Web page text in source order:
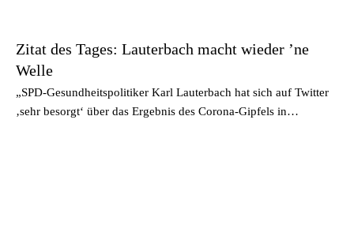
Zitat des Tages: Lauterbach macht wieder ’ne
Welle
„SPD-Gesundheitspolitiker Karl Lauterbach hat sich auf Twitter
‚sehr besorgt‘ über das Ergebnis des Corona-Gipfels in…